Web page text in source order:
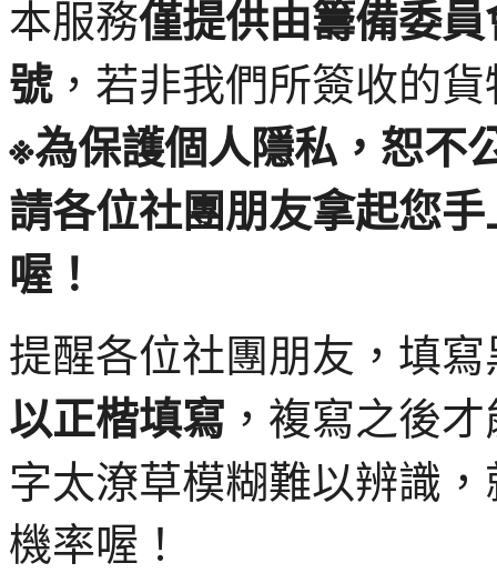
本服務僅提供由籌備委
號，若非我們所簽收的
※為保護個人隱私，恕不
請各位社團朋友拿起您
喔！
提醒各位社團朋友，填
以正楷填寫 ，複寫之後
字太潦草模糊難以辨識
機率喔！